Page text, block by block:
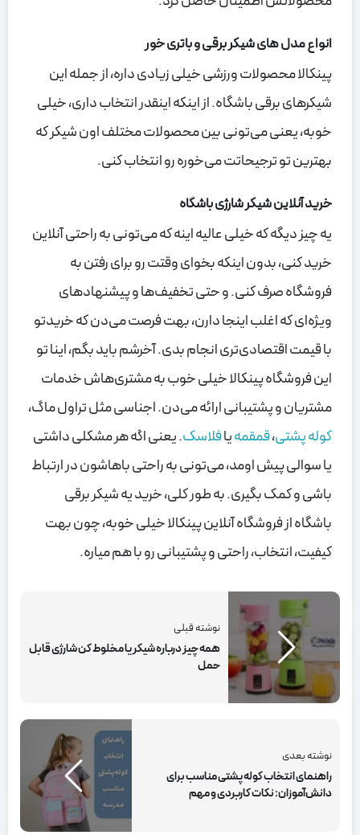
انواع مدل های شیکر برقی و باتری خور
پینکالا محصولات ورزشی خیلی زیادی داره، از جمله این
شیکرهای برقی باشگاه. از اینکه اینقدر انتخاب داری، خیلی
خوبه، یعنی می‌تونی بین محصولات مختلف اون شیکر که
بهترین تو ترجیحاتت می‌خوره رو انتخاب کنی.
خرید آنلاین شیکر شارژی باشگاه
یه چیز دیگه که خیلی عالیه اینه که می‌تونی به راحتی آنلاین
خرید کنی، بدون اینکه بخوای وقتت رو برای رفتن به
فروشگاه صرف کنی. و حتی تخفیف‌ها و پیشنهادهای
ویژه‌ای که اغلب اینجا دارن، بهت فرصت می‌دن که خریدتو
با قیمت اقتصادی‌تری انجام بدی. آخرشم باید بگم، اینا تو
این فروشگاه پینکالا خیلی خوب به مشتری‌هاش خدمات
مشتریان و پشتیبانی ارائه می‌دن. اجناسی مثل تراول ماگ،
کوله پشتی،قمقمهیافلاسک. یعنی اگه هر مشکلی داشتی
یا سوالی پیش اومد، می‌تونی به راحتی باهاشون در ارتباط
باشی و کمک بگیری. به طور کلی، خرید یه شیکر برقی
باشگاه از فروشگاه آنلاین پینکالا خیلی خوبه، چون بهت
کیفیت، انتخاب، راحتی و پشتیبانی رو با هم میاره.
نوشته قبلی
همه چیز درباره شیکر یا مخلوط کن شارژی قابل
حمل
نوشته بعدی
راهنمای انتخاب کوله پشتی مناسب برای
دانش‌آموزان: نکات کاربردی و مهم